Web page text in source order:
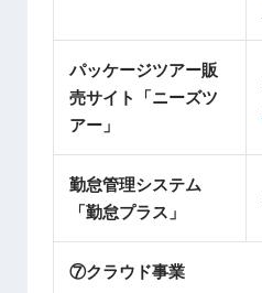
パッケージツアー販
売サイト「ニーズツ
アー」
勤怠管理システム
「勤怠プラス」
⑦クラウド事業